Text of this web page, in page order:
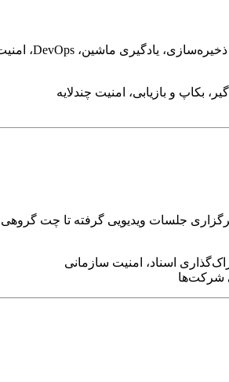
شرکت‌ها